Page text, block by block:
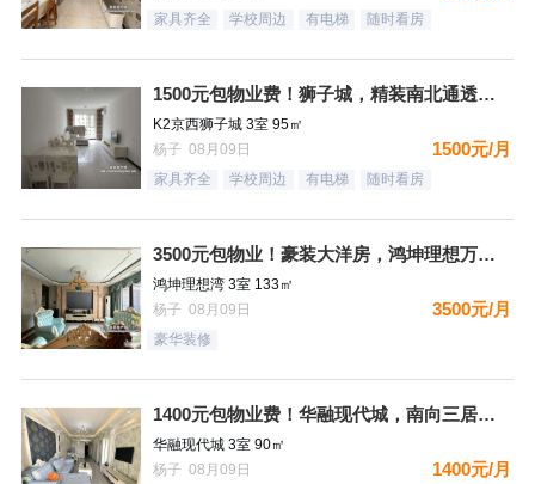
家具齐全 学校周边 有电梯 随时看房
1500元包物业费！狮子城，精装南北通透大三居，家具家电齐全
K2京西狮子城 3室 95㎡
杨子 08月09日
1500元/月
家具齐全 学校周边 有电梯 随时看房
3500元包物业！豪装大洋房，鸿坤理想万，家具家电齐全，拎包
鸿坤理想湾 3室 133㎡
杨子 08月09日
3500元/月
豪华装修
1400元包物业费！华融现代城，南向三居，豪装自住标准，都齐
华融现代城 3室 90㎡
杨子 08月09日
1400元/月